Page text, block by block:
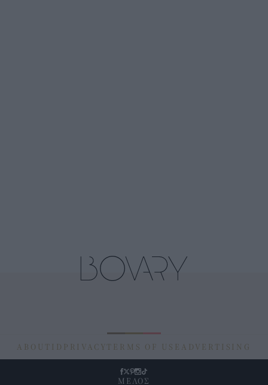
ABOUT ID PRIVACY TERMS OF USE ADVERTISING
ΜΕΛΟΣ